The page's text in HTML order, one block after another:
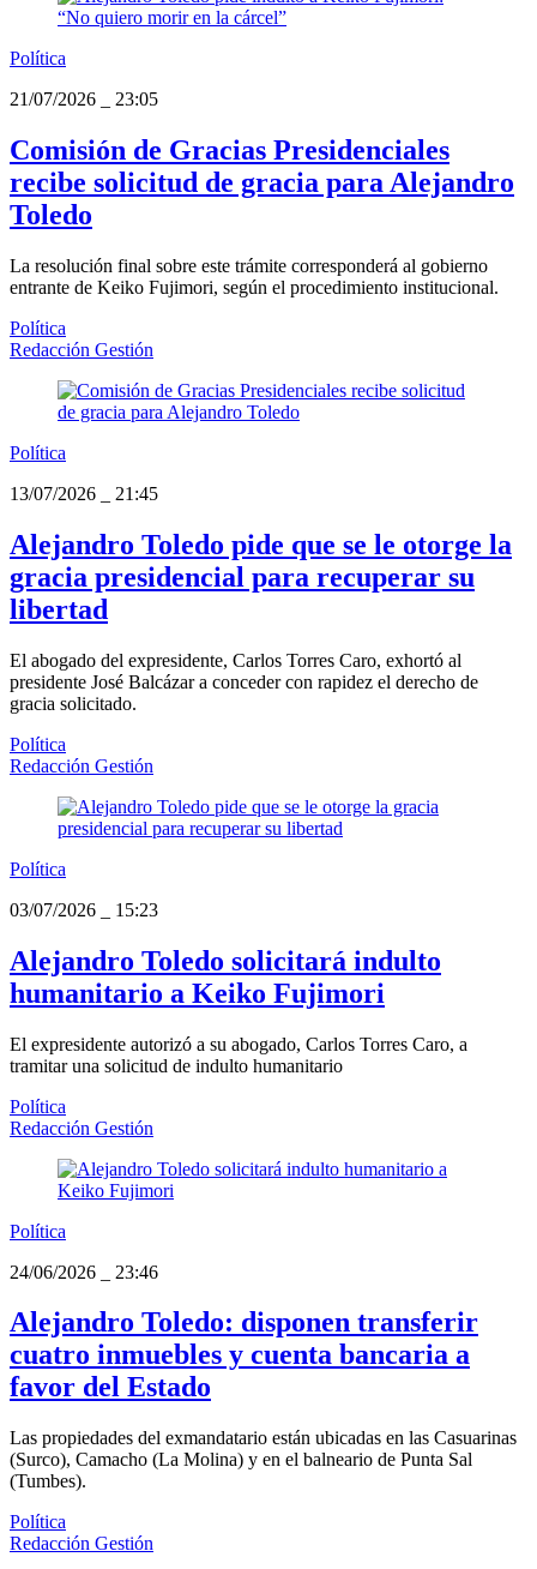
Política
21/07/2026
23:05
Comisión de Gracias Presidenciales
recibe solicitud de gracia para Alejandro
Toledo
La resolución final sobre este trámite corresponderá al gobierno
entrante de Keiko Fujimori, según el procedimiento institucional.
Política
Redacción Gestión
Política
13/07/2026
21:45
Alejandro Toledo pide que se le otorge la
gracia presidencial para recuperar su
libertad
El abogado del expresidente, Carlos Torres Caro, exhortó al
presidente José Balcázar a conceder con rapidez el derecho de
gracia solicitado.
Política
Redacción Gestión
Política
03/07/2026
15:23
Alejandro Toledo solicitará indulto
humanitario a Keiko Fujimori
El expresidente autorizó a su abogado, Carlos Torres Caro, a
tramitar una solicitud de indulto humanitario
Política
Redacción Gestión
Política
24/06/2026
23:46
Alejandro Toledo: disponen transferir
cuatro inmuebles y cuenta bancaria a
favor del Estado
Las propiedades del exmandatario están ubicadas en las Casuarinas
(Surco), Camacho (La Molina) y en el balneario de Punta Sal
(Tumbes).
Política
Redacción Gestión